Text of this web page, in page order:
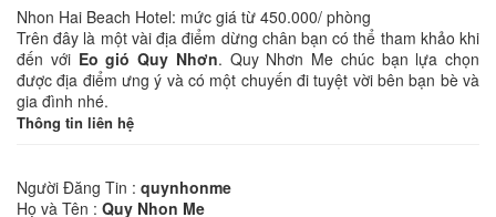
Nhon Hai Beach Hotel: mức giá từ 450.000/ phòng
Trên đây là một vài địa điểm dừng chân bạn có thể tham khảo khi
đến với Eo gió Quy Nhơn. Quy Nhơn Me chúc bạn lựa chọn
được địa điểm ưng ý và có một chuyến đi tuyệt vời bên bạn bè và
gia đình nhé.
Thông tin liên hệ
Người Đăng Tin : quynhonme
Họ và Tên : Quy Nhon Me